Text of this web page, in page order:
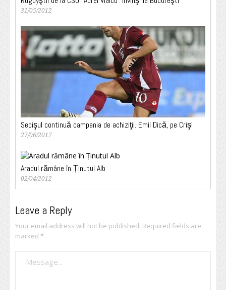
31/05/2012
Sebişul continuă campania de achiziţii. Emil Dică, pe Criş!
27/06/2017
Aradul rămâne în Ținutul Alb
02/04/2012
Leave a Reply
Your email address will not be published. Required fields are
marked *